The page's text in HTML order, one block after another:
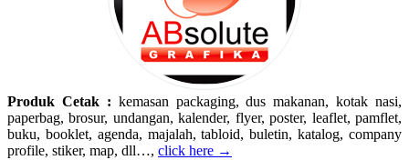
Produk Cetak : kemasan packaging, dus makanan, kotak nasi,
paperbag, brosur, undangan, kalender, flyer, poster, leaflet, pamflet,
buku, booklet, agenda, majalah, tabloid, buletin, katalog, company
profile, stiker, map, dll…, click here →